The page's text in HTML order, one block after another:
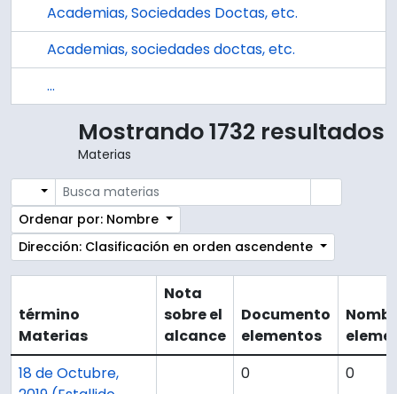
Academias, Sociedades Doctas, etc.
Academias, sociedades doctas, etc.
...
Mostrando 1732 resultados
Materias
Search options
Ordenar por: Nombre
Dirección: Clasificación en orden ascendente
término
Materias
Nota
sobre el
alcance
Documento
elementos
18 de Octubre,
0 0